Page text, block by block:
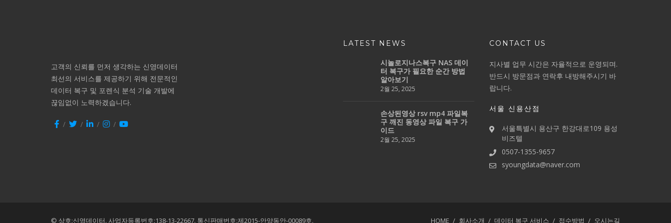
고객의 신뢰를 먼저 생각하는 신영데이터
최선의 서비스를 제공하기 위해 전문적인
데이터 복구 및 포렌식 분석 기술 개발에
끊임없이 노력하겠습니다.
LATEST NEWS
시놀로지나스복구 NAS 데이
터 복구가 필요한 순간 방법
알아보기
2월 25, 2025
손상된영상 rsv mp4 파일복
구 깨진 동영상 파일 복구 가
이드
2월 25, 2025
CONTACT US
지사별 업무 시간은 자율적으로 운영되며.
반드시 방문점과 연락후 내방해주시기 바
랍니다.
서울 신용산점
서울특별시 용산구 한강대로109 용성
비즈텔
0507-1355-9657
syoungdata@naver.com
© 상호:신영데이터. 사업자등록번호:138-13-22667. 통신판매번호:제2015-안양동안-00089호. HOME 회사소개 데이터 복구 서비스 접수방법 오시는길